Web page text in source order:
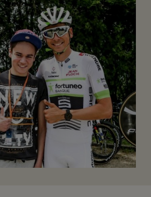
FAIRE UN DON
ASSURANCE VIE/LEGS
ESPACE PRESSE
DEVENIR
UN PETIT PRINCE